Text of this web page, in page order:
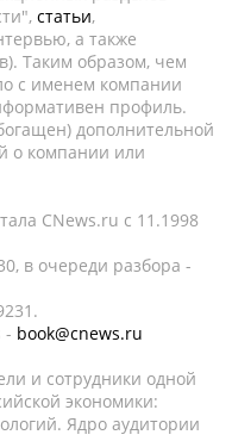
статьи,
а также
Таким образом, чем
с именем компании
профиль.
дополнительной
о компании или
CNews.ru c 11.1998
в очереди разбора -
- book@cnews.ru
и сотрудники одной
экономики:
Ядро аудитории